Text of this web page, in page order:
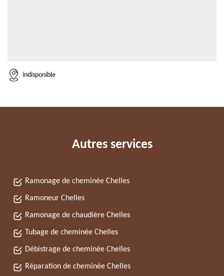
indisponible
Autres services
Ramonage de cheminée Chelles
Ramoneur Chelles
Ramonage de chaudière Chelles
Tubage de cheminée Chelles
Débistrage de cheminée Chelles
Réparation de cheminée Chelles